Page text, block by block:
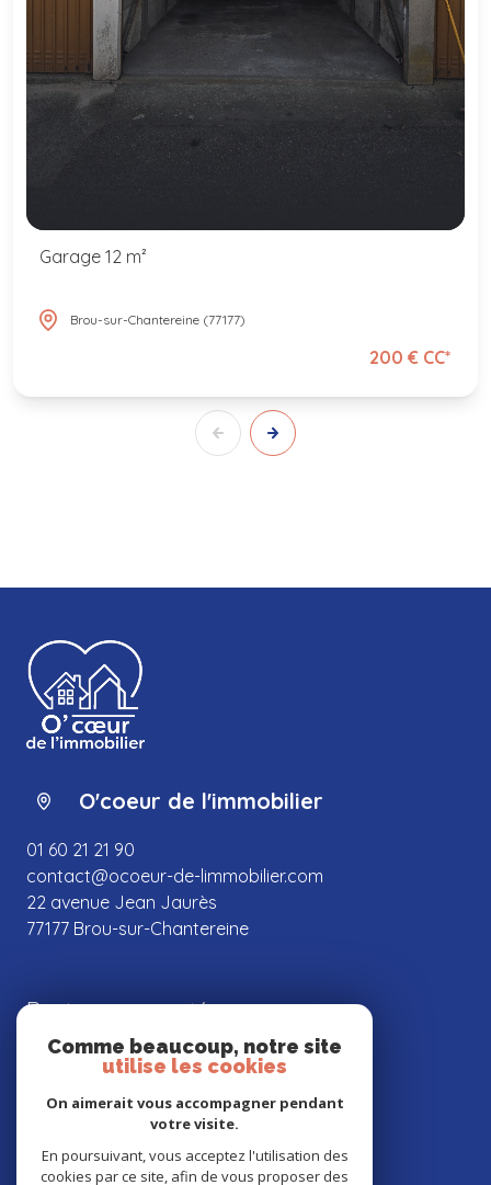
Garage 12 m²
Brou-sur-Chantereine (77177)
200 € CC*
O'coeur de l'immobilier
01 60 21 21 90
contact@ocoeur-de-limmobilier.com
22 avenue Jean Jaurès
77177 Brou-sur-Chantereine
Restons connectés
Nos partenaires
Comme beaucoup, notre site
utilise les cookies
On aimerait vous accompagner pendant
votre visite.
En poursuivant, vous acceptez l'utilisation des
cookies par ce site, afin de vous proposer des